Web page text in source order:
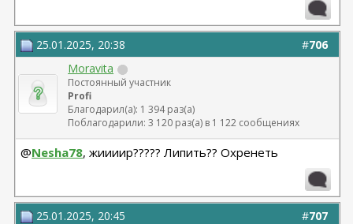
#706
25.01.2025, 20:38
Moravita
Постоянный участник
Profi
Благодарил(а): 1 394 раз(а)
Поблагодарили: 3 120 раз(а) в 1 122 сообщениях
@Nesha78, жиииир????? Липить?? Охренеть
#707
25.01.2025, 20:45